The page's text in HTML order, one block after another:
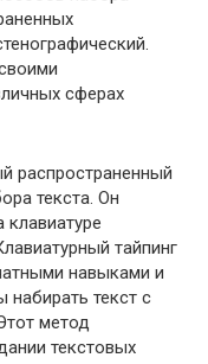
сферах
распространенный
текста. Он
тайпинг
навыками и
набирать текст с
метод
текстовых